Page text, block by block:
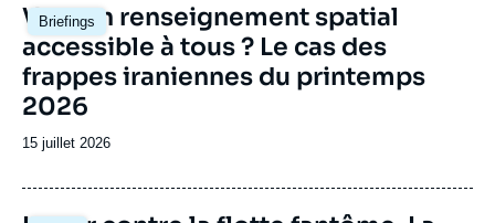
Briefings
Image
principale
Vers un renseignement spatial
accessible à tous ? Le cas des
frappes iraniennes du printemps
2026
Date
publication
15 juillet 2026